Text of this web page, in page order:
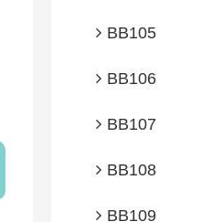
BB105
BB106
BB107
BB108
BB109